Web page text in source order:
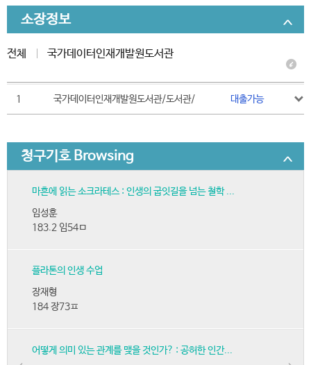
소장정보
전체 국가데이터인재개발원도서관
1 국가데이터인재개발원도서관/도서관/ 대출가능
청구기호 Browsing
마흔에 읽는 소크라테스 : 인생의 굽잇길을 넘는 철학 ...
임성훈
183.2 임54ㅁ
플라톤의 인생 수업
장재형
184 장73ㅍ
어떻게 의미 있는 관계를 맺을 것인가? : 공허한 인간...